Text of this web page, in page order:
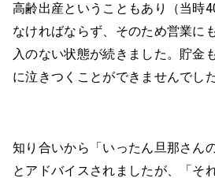
高齢出産ということもあり（当時
なければならず、そのため営業に
入のない状態が続きました。貯金
に泣きつくことができませんでした
知り合いから「いったん旦那さん
とアドバイスされましたが、「そ